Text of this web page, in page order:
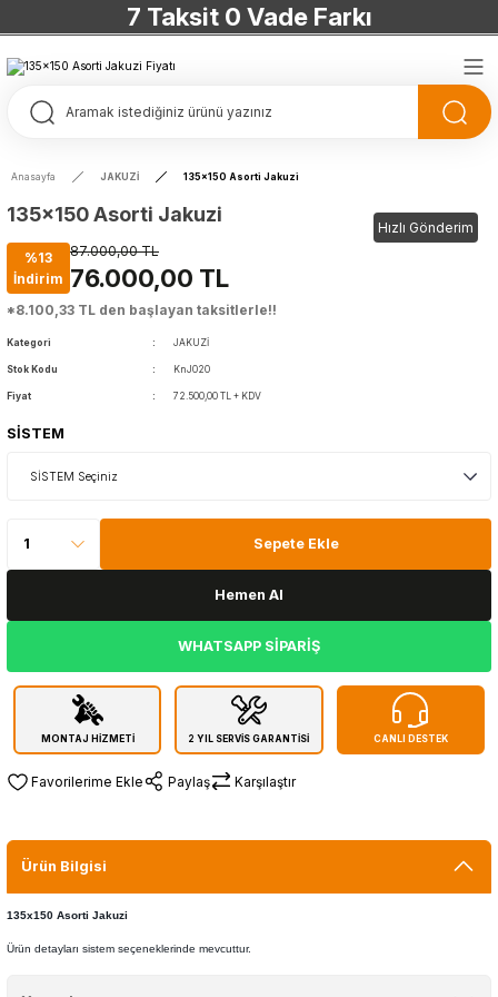
7 Taksit 0 Vade Farkı
TÜRKİYE’NİN HERYERİNE ÜCRETSİZ KARGO
TÜRKİYE’NİN HERYERİNE ÜCRETSİZ KARGO
Anasayfa JAKUZİ 135x150 Asorti Jakuzi
Hızlı Gönderim
135x150 Asorti Jakuzi
%13
İndirim
87.000,00 TL
76.000,00 TL
*8.100,33 TL den başlayan taksitlerle!!
Kategori JAKUZİ
Stok Kodu KnJ020
Fiyat 72.500,00 TL + KDV
SİSTEM
Sepete Ekle
Hemen Al
WHATSAPP SİPARİŞ
MONTAJ HİZMETİ 2 YIL SERVİS GARANTİSİ CANLI DESTEK
Paylaş Karşılaştır
Ürün Bilgisi
135x150 Asorti Jakuzi
Ürün detayları sistem seçeneklerinde mevcuttur.